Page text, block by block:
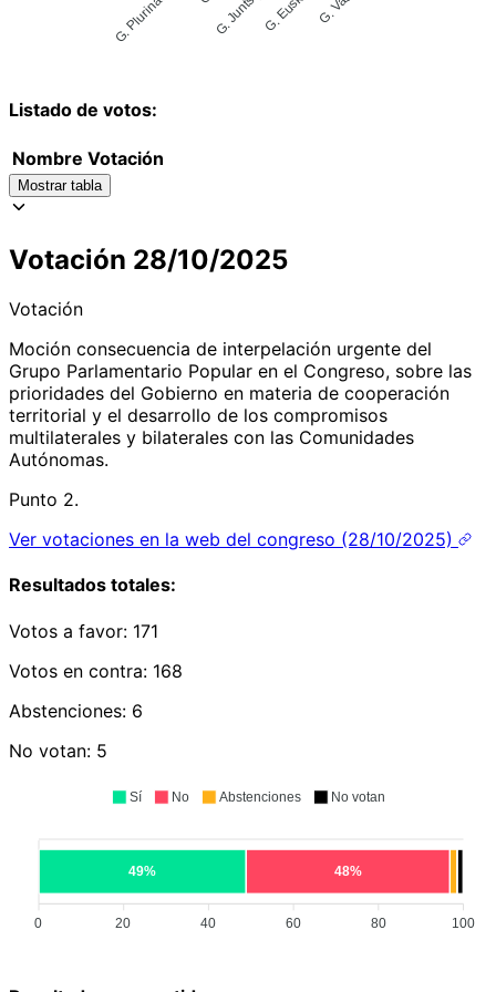
Listado de votos:
Nombre Votación
Mostrar tabla
Votación 28/10/2025
Votación
Moción consecuencia de interpelación urgente del
Grupo Parlamentario Popular en el Congreso, sobre las
prioridades del Gobierno en materia de cooperación
territorial y el desarrollo de los compromisos
multilaterales y bilaterales con las Comunidades
Autónomas.
Punto 2.
Ver votaciones en la web del congreso (28/10/2025)
Resultados totales:
Votos a favor: 171
Votos en contra: 168
Abstenciones: 6
No votan: 5
49% 48%
100
80
60
40
20
0
Sí No Abstenciones No votan